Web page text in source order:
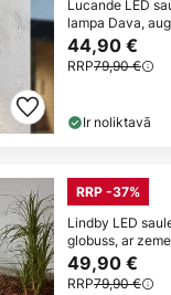
Lucande LED
lampa Dava,
44,90 €
RRP79,90 €
Ir noliktavā
RRP -37%
Lindby LED
globuss, ar
49,90 €
RRP79,90 €